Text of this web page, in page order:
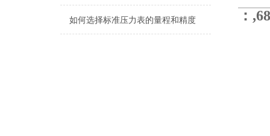
如何选择标准压力表的量程和精度 ：